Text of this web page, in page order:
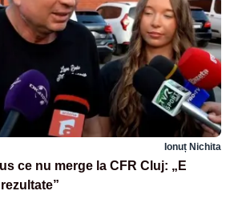
Ionuț Nichita
ce nu merge la CFR Cluj: „E